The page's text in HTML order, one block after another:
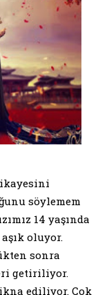
söylemem
14 yaşında
oluyor.
sonra
getiriliyor.
ediliyor. Çok